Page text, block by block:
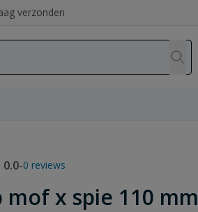
verzonden
0.0-0 reviews
mof x spie 110 mm